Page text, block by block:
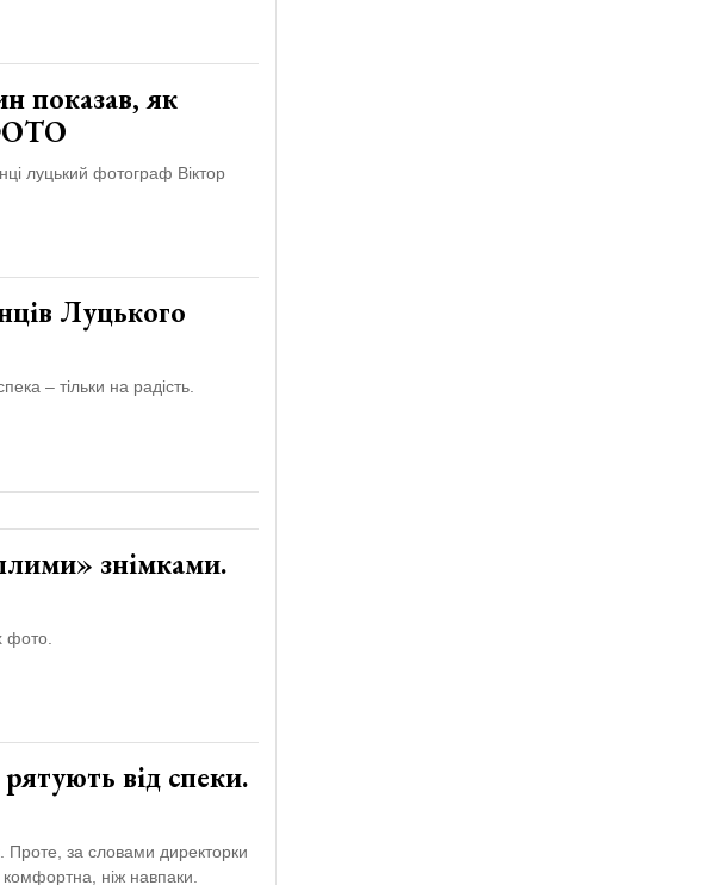
показав, як
луцький фотограф Віктор
Луцького
– тільки на радість.
знімками.
фото.
від спеки.
за словами директорки
ніж навпаки.